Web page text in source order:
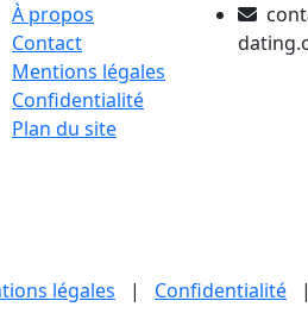
À propos
Contact
Mentions légales
Confidentialité
Plan du site
légales | Confidentialité |